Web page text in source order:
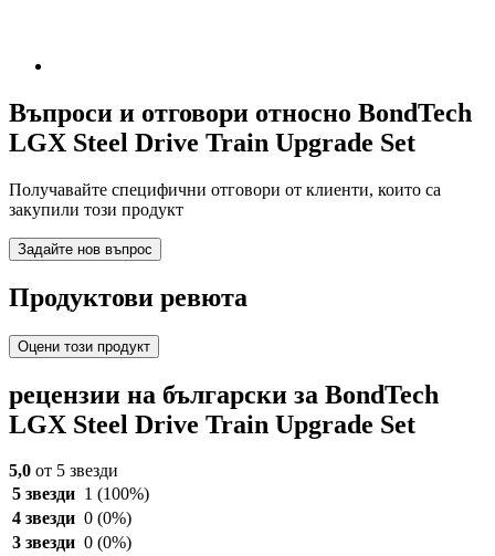
Въпроси и отговори относно BondTech
LGX Steel Drive Train Upgrade Set
Получавайте специфични отговори от клиенти, които са
закупили този продукт
Задайте нов въпрос
Продуктови ревюта
Оцени този продукт
рецензии на български за BondTech
LGX Steel Drive Train Upgrade Set
5,0 от 5 звезди
5 звезди 1 (100%)
4 звезди 0 (0%)
3 звезди 0 (0%)